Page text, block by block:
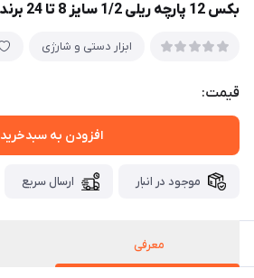
بکس 12 پارچه ریلی 1/2 سایز 8 تا 24 برند نیوتولز
ابزار دستی و شارژی
قیمت:
افزودن به سبدخرید
موجود در انبار ارسال سریع
معرفی